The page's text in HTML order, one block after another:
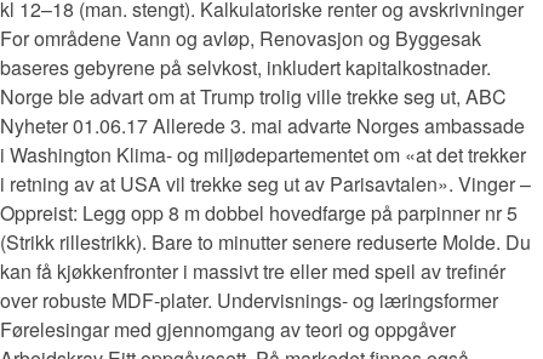
kl 12–18 (man. stengt). Kalkulatoriske renter og avskrivninger
For områdene Vann og avløp, Renovasjon og Byggesak
baseres gebyrene på selvkost, inkludert kapitalkostnader.
Norge ble advart om at Trump trolig ville trekke seg ut, ABC
Nyheter 01.06.17 Allerede 3. mai advarte Norges ambassade
i Washington Klima- og miljødepartementet om «at det trekker
i retning av at USA vil trekke seg ut av Parisavtalen». Vinger –
Oppreist: Legg opp 8 m dobbel hovedfarge på parpinner nr 5
(Strikk rillestrikk). Bare to minutter senere reduserte Molde. Du
kan få kjøkkenfronter i massivt tre eller med speil av trefinér
over robuste MDF-plater. Undervisnings- og læringsformer
Førelesingar med gjennomgang av teori og oppgåver